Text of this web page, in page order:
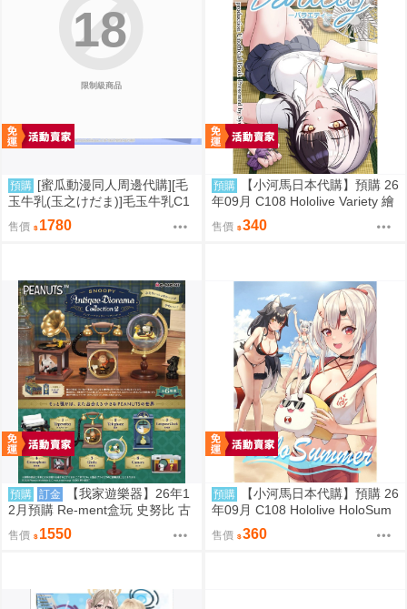
限制級商品
18
預購 [蜜瓜動漫同人周邊代購][毛
玉牛乳(玉之けだま)]毛玉牛乳C1
08新刊セット(同人誌)
售價 1780
預購
【小河馬日本代購】預購 26
年09月 C108 Hololive Variety 繪
師:Syun
售價 340
預購 訂金
【我家遊樂器】26年1
2月預購 Re-ment盒玩 史努比 古
董立體場景2
售價 1550
預購
【小河馬日本代購】預購 26
年09月 C108 Hololive HoloSum
mer 繪師:李神の落書き場
售價 360